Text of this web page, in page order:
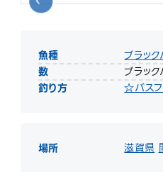
魚種
ブラッ
数
ブラッ
釣り方
☆バスフ
場所 滋賀県